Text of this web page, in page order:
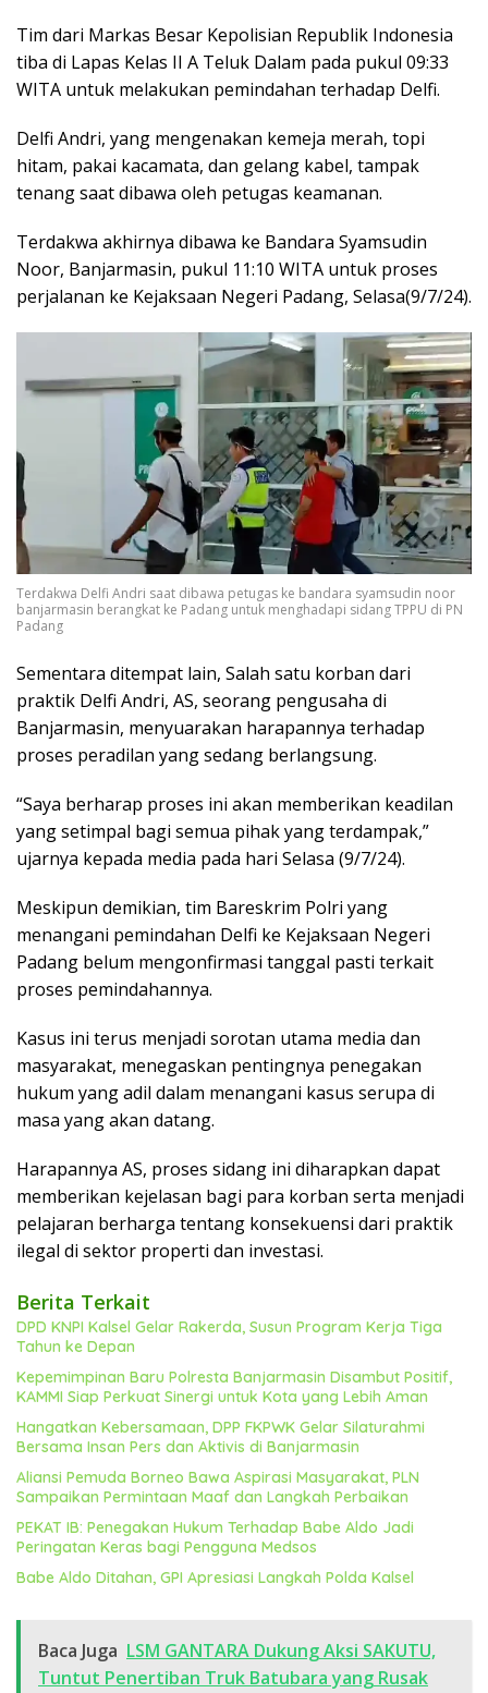
Tim dari Markas Besar Kepolisian Republik Indonesia
tiba di Lapas Kelas II A Teluk Dalam pada pukul 09:33
WITA untuk melakukan pemindahan terhadap Delfi.
Delfi Andri, yang mengenakan kemeja merah, topi
hitam, pakai kacamata, dan gelang kabel, tampak
tenang saat dibawa oleh petugas keamanan.
Terdakwa akhirnya dibawa ke Bandara Syamsudin
Noor, Banjarmasin, pukul 11:10 WITA untuk proses
perjalanan ke Kejaksaan Negeri Padang, Selasa(9/7/24).
Terdakwa Delfi Andri saat dibawa petugas ke bandara syamsudin noor
banjarmasin berangkat ke Padang untuk menghadapi sidang TPPU di PN
Padang
Sementara ditempat lain, Salah satu korban dari
praktik Delfi Andri, AS, seorang pengusaha di
Banjarmasin, menyuarakan harapannya terhadap
proses peradilan yang sedang berlangsung.
“Saya berharap proses ini akan memberikan keadilan
yang setimpal bagi semua pihak yang terdampak,”
ujarnya kepada media pada hari Selasa (9/7/24).
Meskipun demikian, tim Bareskrim Polri yang
menangani pemindahan Delfi ke Kejaksaan Negeri
Padang belum mengonfirmasi tanggal pasti terkait
proses pemindahannya.
Kasus ini terus menjadi sorotan utama media dan
masyarakat, menegaskan pentingnya penegakan
hukum yang adil dalam menangani kasus serupa di
masa yang akan datang.
Harapannya AS, proses sidang ini diharapkan dapat
memberikan kejelasan bagi para korban serta menjadi
pelajaran berharga tentang konsekuensi dari praktik
ilegal di sektor properti dan investasi.
Berita Terkait
DPD KNPI Kalsel Gelar Rakerda, Susun Program Kerja Tiga
Tahun ke Depan
Kepemimpinan Baru Polresta Banjarmasin Disambut Positif,
KAMMI Siap Perkuat Sinergi untuk Kota yang Lebih Aman
Hangatkan Kebersamaan, DPP FKPWK Gelar Silaturahmi
Bersama Insan Pers dan Aktivis di Banjarmasin
Aliansi Pemuda Borneo Bawa Aspirasi Masyarakat, PLN
Sampaikan Permintaan Maaf dan Langkah Perbaikan
PEKAT IB: Penegakan Hukum Terhadap Babe Aldo Jadi
Peringatan Keras bagi Pengguna Medsos
Babe Aldo Ditahan, GPI Apresiasi Langkah Polda Kalsel
Baca Juga LSM GANTARA Dukung Aksi SAKUTU,
Tuntut Penertiban Truk Batubara yang Rusak